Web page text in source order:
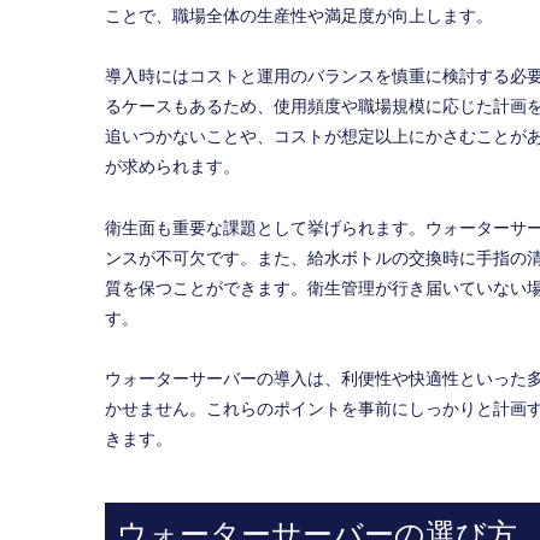
ことで、職場全体の生産性や満足度が向上します。
導入時にはコストと運用のバランスを慎重に検討する必
るケースもあるため、使用頻度や職場規模に応じた計
追いつかないことや、コストが想定以上にかさむことが
が求められます。
衛生面も重要な課題として挙げられます。ウォーターサ
ンスが不可欠です。また、給水ボトルの交換時に手指
質を保つことができます。衛生管理が行き届いていない
す。
ウォーターサーバーの導入は、利便性や快適性といっ
かせません。これらのポイントを事前にしっかりと計画
きます。